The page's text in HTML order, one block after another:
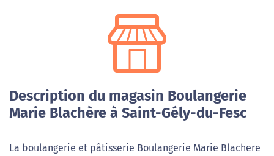
Description du magasin Boulangerie
Marie Blachère à Saint-Gély-du-Fesc
La boulangerie et pâtisserie Boulangerie Marie Blachere